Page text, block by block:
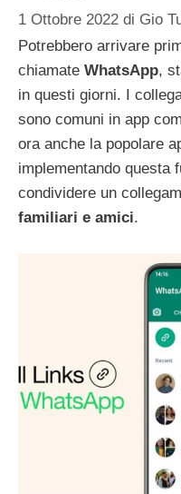
1 Ottobre 2022 di Gio
Potrebbero arrivare
chiamate WhatsApp,
in questi giorni. I
sono comuni in app
ora anche la popolare
implementando questa
condividere un
familiari e amici.